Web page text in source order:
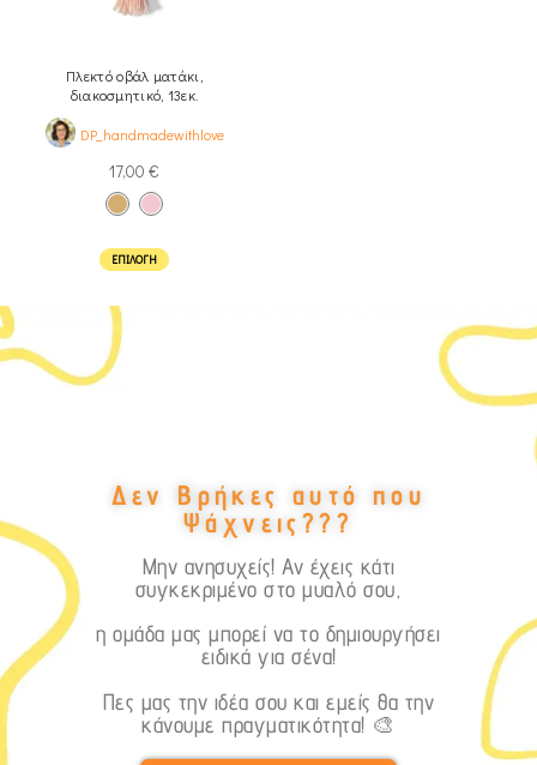
Πλεκτό οβάλ ματάκι,
διακοσμητικό, 13εκ.
DP_handmadewithlove
17,00 €
ΕΠΙΛΟΓΉ
Δεν Βρήκες αυτό που
Ψάχνεις???
Μην ανησυχείς! Αν έχεις κάτι
συγκεκριμένο στο μυαλό σου,
η ομάδα μας μπορεί να το δημιουργήσει
ειδικά για σένα!
Πες μας την ιδέα σου και εμείς θα την
κάνουμε πραγματικότητα! 🎨